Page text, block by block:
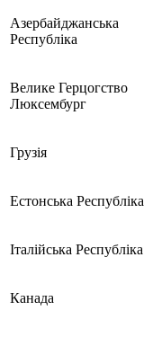
Азербайджанська
Республіка
Велике Герцогство
Люксембург
Грузія
Естонська Республіка
Італійська Республіка
Канада